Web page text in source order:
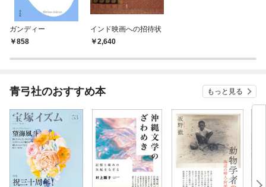
ガンディー
858
インド映画への招待状
2,640
青弓社のおすすめ本 もっと見る